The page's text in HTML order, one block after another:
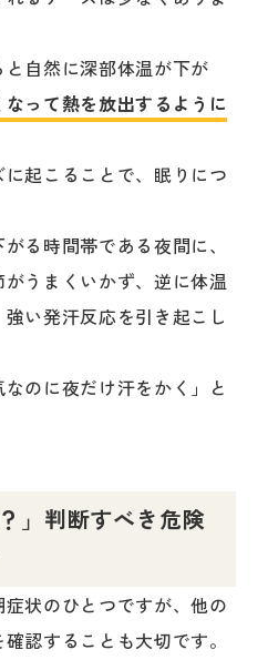
自然に深部体温が下が
って熱を放出するように
起こることで、眠りにつ
る時間帯である夜間に、
うまくいかず、逆に体温
い発汗反応を引き起こし
のに夜だけ汗をかく」と
」判断すべき危険
状のひとつですが、他の
認することも大切です。